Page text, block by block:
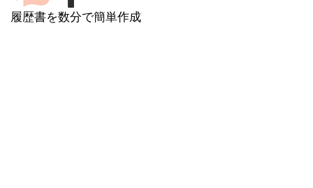
履歴書を数分で簡単作成